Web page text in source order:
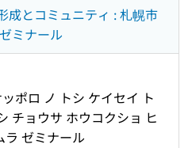
成とコミュニティ : 札幌市
ミナール
ポロ ノ トシ ケイセイ ト
チョウサ ホウコクショ ヒ
ラ ゼミナール